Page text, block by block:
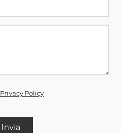
Privacy Policy
Invia